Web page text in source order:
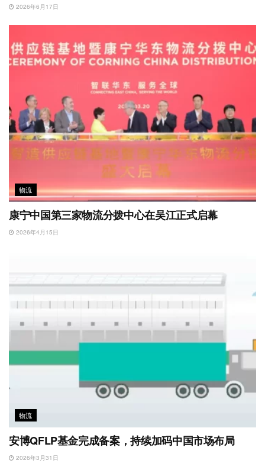
2026年6月17日
物流
康宁中国第三家物流分拨中心在吴江正式启幕
2026年4月15日
物流
安博QFLP基金完成备案，持续加码中国市场布局
2026年3月31日